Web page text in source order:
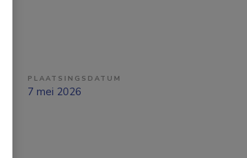
PLAATSINGSDATUM
7 mei 2026